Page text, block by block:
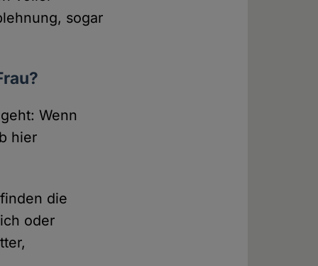
sogar
Wenn
hier
die
oder